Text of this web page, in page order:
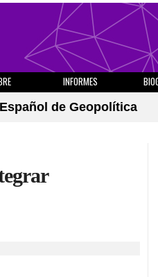
INFORMES
de Geopolítica